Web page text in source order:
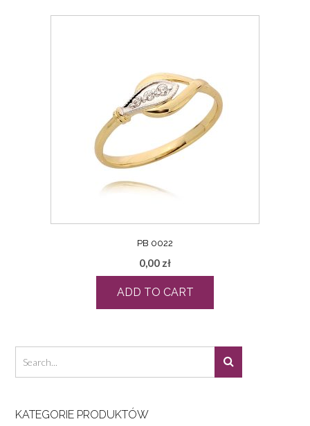
PB 0022
0,00 zł
ADD TO CART
KATEGORIE PRODUKTÓW